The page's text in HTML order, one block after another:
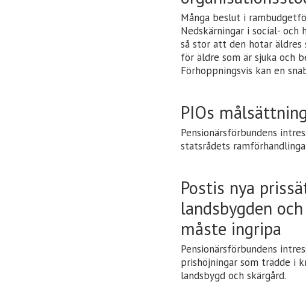
Många beslut i
Nedskärningar i social- och
så stor att den hotar äldres
för äldre som är sjuka och
Förhoppningsvis kan en
PIOs
Pensionärsförbundens
statsrådets
Postis nya
landsbygden
måste ingripa
Pensionärsförbundens
prishöjningar som trädde i
landsbygd och skärgård.